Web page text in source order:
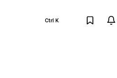
Ctrl K